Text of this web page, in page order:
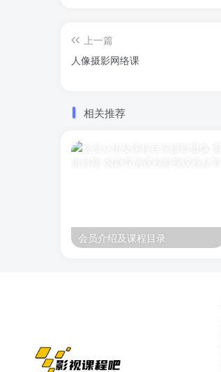
上一篇
人像摄影网络课
相关推荐
会员介绍及课程目录